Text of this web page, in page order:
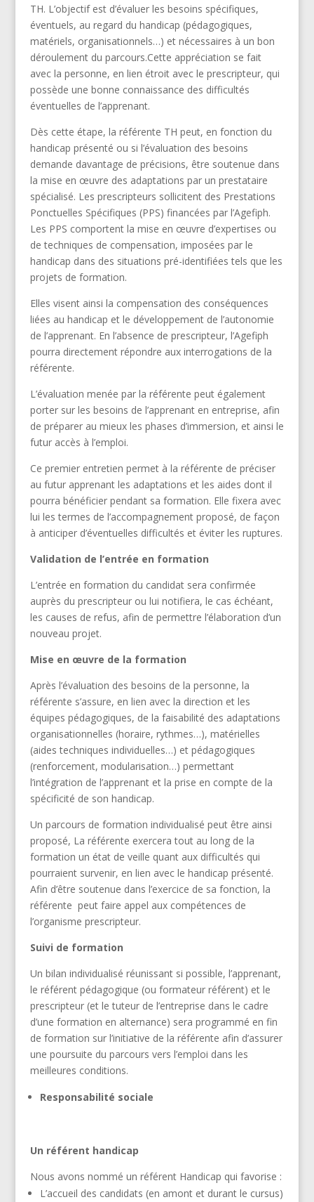
TH. L’objectif est d’évaluer les besoins spécifiques,
éventuels, au regard du handicap (pédagogiques,
matériels, organisationnels…) et nécessaires à un bon
déroulement du parcours.Cette appréciation se fait
avec la personne, en lien étroit avec le prescripteur, qui
possède une bonne connaissance des difficultés
éventuelles de l’apprenant.
Dès cette étape, la référente TH peut, en fonction du
handicap présenté ou si l’évaluation des besoins
demande davantage de précisions, être soutenue dans
la mise en œuvre des adaptations par un prestataire
spécialisé. Les prescripteurs sollicitent des Prestations
Ponctuelles Spécifiques (PPS) financées par l’Agefiph.
Les PPS comportent la mise en œuvre d’expertises ou
de techniques de compensation, imposées par le
handicap dans des situations pré-identifiées tels que les
projets de formation.
Elles visent ainsi la compensation des conséquences
liées au handicap et le développement de l’autonomie
de l’apprenant. En l’absence de prescripteur, l’Agefiph
pourra directement répondre aux interrogations de la
référente.
L’évaluation menée par la référente peut également
porter sur les besoins de l’apprenant en entreprise, afin
de préparer au mieux les phases d’immersion, et ainsi le
futur accès à l’emploi.
Ce premier entretien permet à la référente de préciser
au futur apprenant les adaptations et les aides dont il
pourra bénéficier pendant sa formation. Elle fixera avec
lui les termes de l’accompagnement proposé, de façon
à anticiper d’éventuelles difficultés et éviter les ruptures.
Validation de l’entrée en formation
L’entrée en formation du candidat sera confirmée
auprès du prescripteur ou lui notifiera, le cas échéant,
les causes de refus, afin de permettre l’élaboration d’un
nouveau projet.
Mise en œuvre de la formation
Après l’évaluation des besoins de la personne, la
référente s’assure, en lien avec la direction et les
équipes pédagogiques, de la faisabilité des adaptations
organisationnelles (horaire, rythmes…), matérielles
(aides techniques individuelles…) et pédagogiques
(renforcement, modularisation…) permettant
l’intégration de l’apprenant et la prise en compte de la
spécificité de son handicap.
Un parcours de formation individualisé peut être ainsi
proposé, La référente exercera tout au long de la
formation un état de veille quant aux difficultés qui
pourraient survenir, en lien avec le handicap présenté.
Afin d’être soutenue dans l’exercice de sa fonction, la
référente peut faire appel aux compétences de
l’organisme prescripteur.
Suivi de formation
Un bilan individualisé réunissant si possible, l’apprenant,
le référent pédagogique (ou formateur référent) et le
prescripteur (et le tuteur de l’entreprise dans le cadre
d’une formation en alternance) sera programmé en fin
de formation sur l’initiative de la référente afin d’assurer
une poursuite du parcours vers l’emploi dans les
meilleures conditions.
Responsabilité sociale
Un référent handicap
Nous avons nommé un référent Handicap qui favorise :
L’accueil des candidats (en amont et durant le cursus)